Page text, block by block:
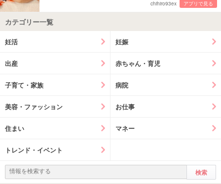
chihiro93ex アプリで見る
カテゴリー一覧
妊活 妊娠
出産 赤ちゃん・育児
子育て・家族 病院
美容・ファッション お仕事
住まい マネー
トレンド・イベント